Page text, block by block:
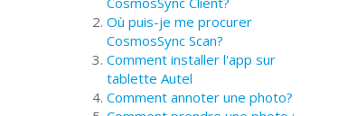
Où puis-je me procurer
CosmosSync Scan?
Comment installer l'app sur
tablette Autel
Comment annoter une photo?